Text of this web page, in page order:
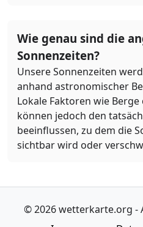
Wie genau sind die
Sonnenzeiten?
Unsere Sonnenzeiten
anhand astronomischer
Lokale Faktoren wie
können jedoch den
beeinflussen, zu dem die
sichtbar wird oder
© 2026 wetterkarte.org -